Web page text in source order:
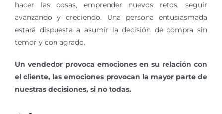
hacer las cosas, emprender nuevos retos, seguir
avanzando y creciendo. Una persona entusiasmada
estará dispuesta a asumir la decisión de compra sin
temor y con agrado.
Un vendedor provoca emociones en su relación con
el cliente, las emociones provocan la mayor parte de
nuestras decisiones, si no todas.